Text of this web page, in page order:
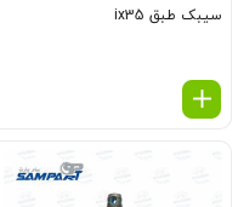
سیبک طبق ix35